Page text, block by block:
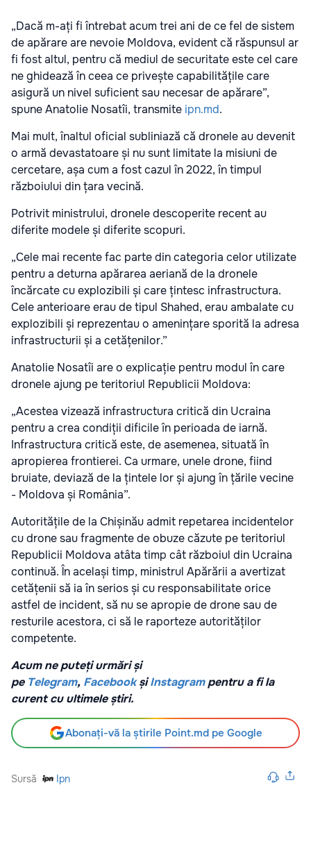
„Dacă m-ați fi întrebat acum trei ani de ce fel de sistem
de apărare are nevoie Moldova, evident că răspunsul ar
fi fost altul, pentru că mediul de securitate este cel care
ne ghidează în ceea ce privește capabilitățile care
asigură un nivel suficient sau necesar de apărare”,
spune Anatolie Nosatîi, transmite ipn.md.
Mai mult, înaltul oficial subliniază că dronele au devenit
o armă devastatoare și nu sunt limitate la misiuni de
cercetare, așa cum a fost cazul în 2022, în timpul
războiului din țara vecină.
Potrivit ministrului, dronele descoperite recent au
diferite modele și diferite scopuri.
„Cele mai recente fac parte din categoria celor utilizate
pentru a deturna apărarea aeriană de la dronele
încărcate cu explozibili și care țintesc infrastructura.
Cele anterioare erau de tipul Shahed, erau ambalate cu
explozibili și reprezentau o amenințare sporită la adresa
infrastructurii și a cetățenilor.”
Anatolie Nosatîi are o explicație pentru modul în care
dronele ajung pe teritoriul Republicii Moldova:
„Acestea vizează infrastructura critică din Ucraina
pentru a crea condiții dificile în perioada de iarnă.
Infrastructura critică este, de asemenea, situată în
apropierea frontierei. Ca urmare, unele drone, fiind
bruiate, deviază de la țintele lor și ajung în țările vecine
- Moldova și România”.
Autoritățile de la Chișinău admit repetarea incidentelor
cu drone sau fragmente de obuze căzute pe teritoriul
Republicii Moldova atâta timp cât războiul din Ucraina
continuă. În același timp, ministrul Apărării a avertizat
cetățenii să ia în serios și cu responsabilitate orice
astfel de incident, să nu se apropie de drone sau de
resturile acestora, ci să le raporteze autorităților
competente.
Acum ne puteți urmări și
pe Telegram, Facebook șiInstagrampentru a fi la
curent cu ultimele știri.
Abonați-vă la știrile Point.md pe Google
Sursă Ipn